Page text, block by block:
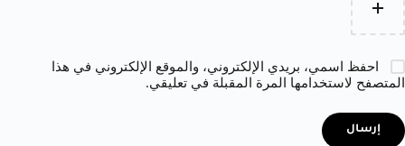
احفظ اسمي، بريدي الإلكتروني، والموقع الإلكتروني في هذا
المتصفح لاستخدامها المرة المقبلة في تعليقي.
إرسال